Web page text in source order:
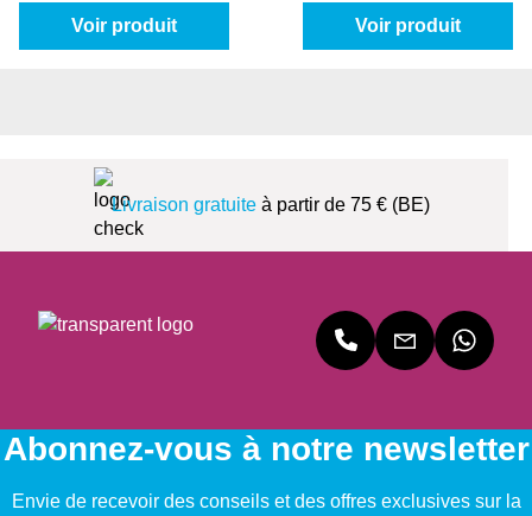
Voir produit Voir produit
Livraison gratuiteà partir de 75 € (BE)
Abonnez-vous à notre newsletter
Envie de recevoir des conseils et des offres exclusives sur la